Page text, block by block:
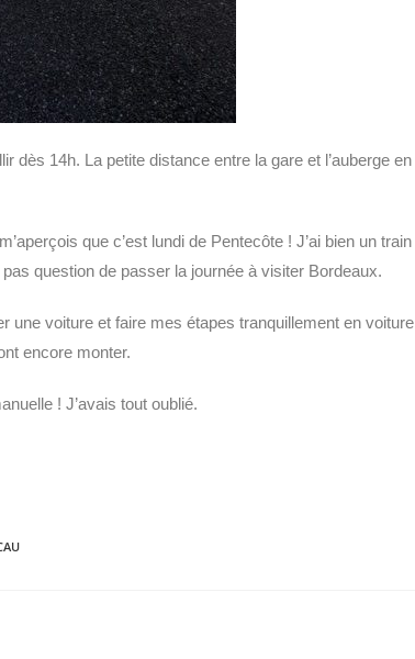
dès 14h. La petite distance entre la gare et l’auberge en
que c’est lundi de Pentecôte ! J’ai bien un train
question de passer la journée à visiter Bordeaux.
une voiture et faire mes étapes tranquillement en voiture
encore monter.
! J’avais tout oublié.